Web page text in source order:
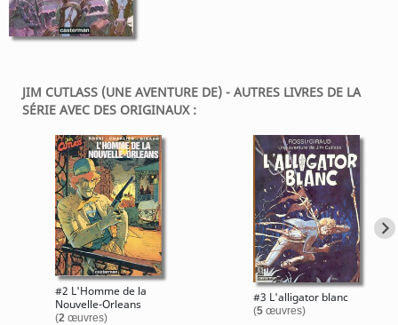
JIM CUTLASS (UNE AVENTURE DE) - AUTRES LIVRES DE LA
SÉRIE AVEC DES ORIGINAUX :
#2 L'Homme de la
Nouvelle-Orleans
(2œuvres)
#3 L'alligator blanc
(5 œuvres)